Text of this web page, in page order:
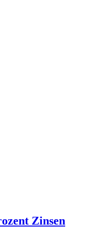
Zinsen